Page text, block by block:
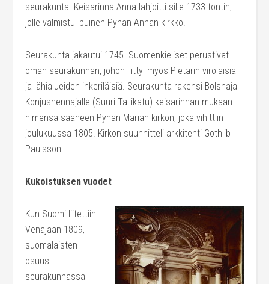
seurakunta. Keisarinna Anna lahjoitti sille 1733 tontin,
jolle valmistui puinen Pyhän Annan kirkko.
Seurakunta jakautui 1745. Suomenkieliset perustivat
oman seurakunnan, johon liittyi myös Pietarin virolaisia
ja lähialueiden inkeriläisiä. Seurakunta rakensi Bolshaja
Konjushennajalle (Suuri Tallikatu) keisarinnan mukaan
nimensä saaneen Pyhän Marian kirkon, joka vihittiin
joulukuussa 1805. Kirkon suunnitteli arkkitehti Gothlib
Paulsson.
Kukoistuksen vuodet
Kun Suomi liitettiin
Venäjään 1809,
suomalaisten
osuus
seurakunnassa